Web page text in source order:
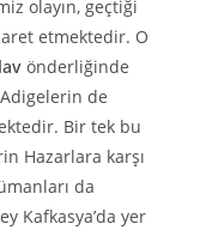
olayın, geçtiği
etmektedir. O
önderliğinde
de
Bir tek bu
Hazarlara karşı
da
Kafkasya’da yer